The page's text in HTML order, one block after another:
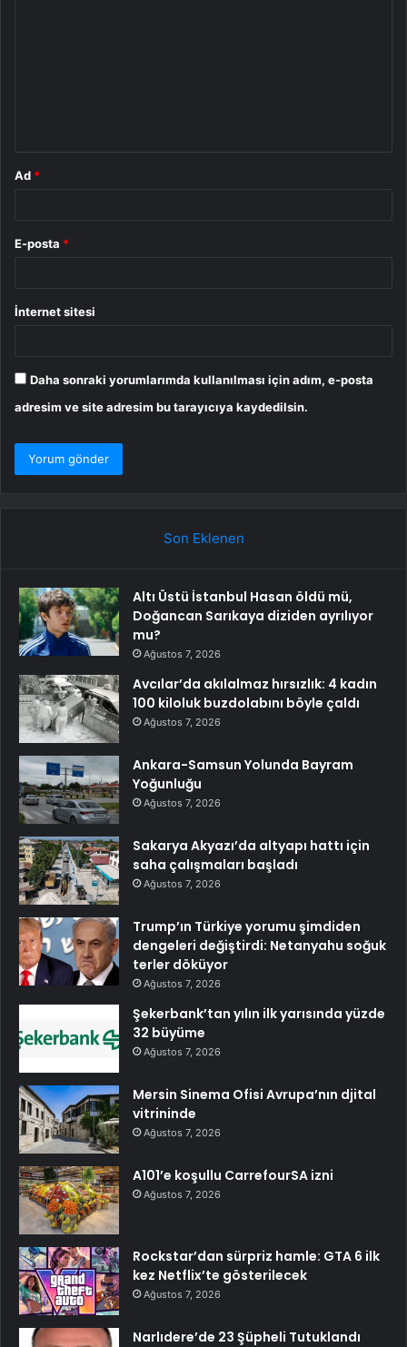
Ad *
E-posta *
İnternet sitesi
Daha sonraki yorumlarımda kullanılması için adım, e-posta
adresim ve site adresim bu tarayıcıya kaydedilsin.
Son Eklenen
Altı Üstü İstanbul Hasan öldü mü,
Doğancan Sarıkaya diziden ayrılıyor
mu?
Ağustos 7, 2026
Avcılar’da akılalmaz hırsızlık: 4 kadın
100 kiloluk buzdolabını böyle çaldı
Ağustos 7, 2026
Ankara-Samsun Yolunda Bayram
Yoğunluğu
Ağustos 7, 2026
Sakarya Akyazı’da altyapı hattı için
saha çalışmaları başladı
Ağustos 7, 2026
Trump’ın Türkiye yorumu şimdiden
dengeleri değiştirdi: Netanyahu soğuk
terler döküyor
Ağustos 7, 2026
Şekerbank’tan yılın ilk yarısında yüzde
32 büyüme
Ağustos 7, 2026
Mersin Sinema Ofisi Avrupa’nın djital
vitrininde
Ağustos 7, 2026
A101’e koşullu CarrefourSA izni
Ağustos 7, 2026
Rockstar’dan sürpriz hamle: GTA 6 ilk
kez Netflix’te gösterilecek
Ağustos 7, 2026
Narlıdere’de 23 Şüpheli Tutuklandı